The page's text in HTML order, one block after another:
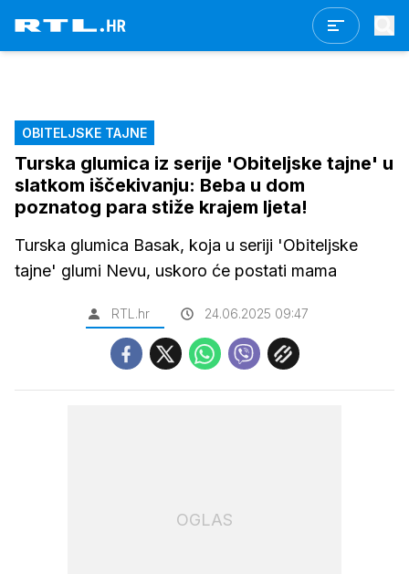
OBITELJSKE TAJNE
Turska glumica iz serije 'Obiteljske tajne' u
slatkom iščekivanju: Beba u dom
poznatog para stiže krajem ljeta!
Turska glumica Basak, koja u seriji 'Obiteljske
tajne' glumi Nevu, uskoro će postati mama
RTL.hr 24.06.2025 09:47
OGLAS